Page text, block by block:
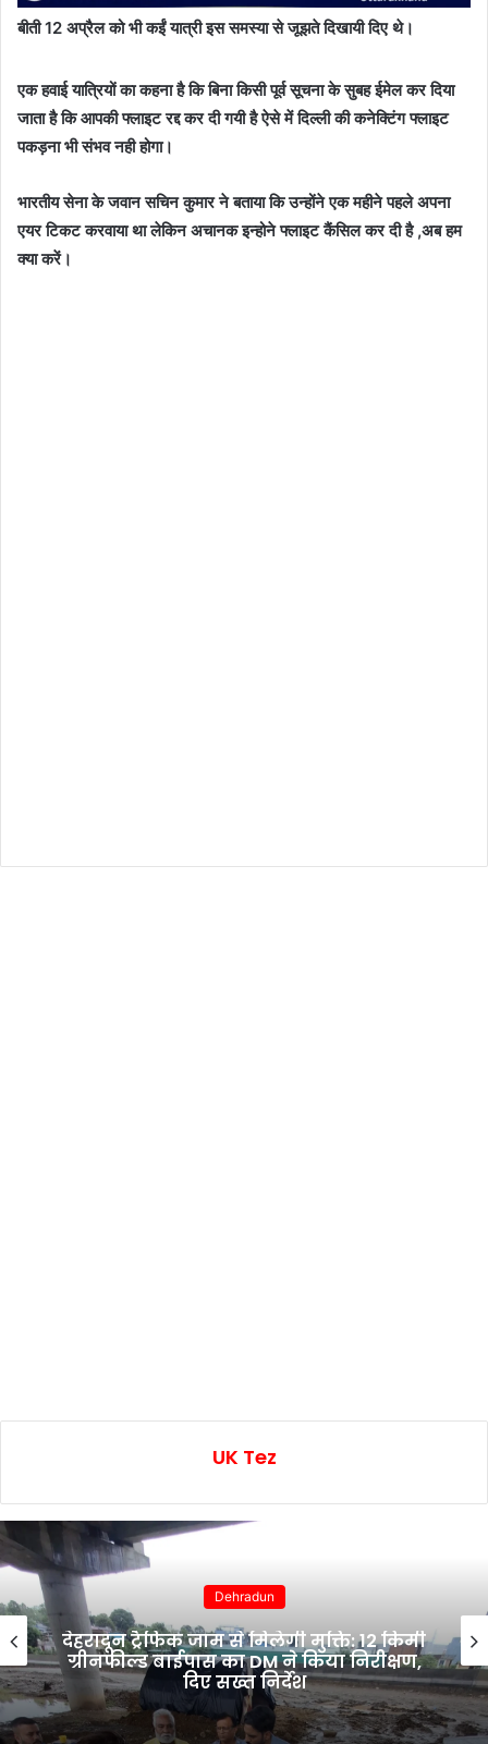
बीती 12 अप्रैल को भी कईं यात्री इस समस्या से जूझते दिखायी दिए थे।
एक हवाई यात्रियों का कहना है कि बिना किसी पूर्व सूचना के सुबह ईमेल कर दिया
जाता है कि आपकी फ्लाइट रद्द कर दी गयी है ऐसे में दिल्ली की कनेक्टिंग फ्लाइट
पकड़ना भी संभव नही होगा।
भारतीय सेना के जवान सचिन कुमार ने बताया कि उन्होंने एक महीने पहले अपना
एयर टिकट करवाया था लेकिन अचानक इन्होने फ्लाइट कैंसिल कर दी है ,अब हम
क्या करें।
UK Tez
Dehradun
देहरादून ट्रैफिक जाम से मिलेगी मुक्ति: 12 किमी
ग्रीनफील्ड बाईपास का DM ने किया निरीक्षण,
दिए सख्त निर्देश